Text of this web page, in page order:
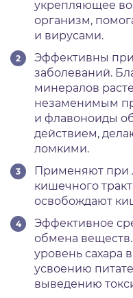
укрепляющее
организм,
и вирусами.
Эффективны
заболеваний.
минералов
незаменимым
и флавоноиды
действием,
ломкими.
Применяют при
кишечного
освобождают
Эффективное
обмена
уровень сахара
усвоению
выведению